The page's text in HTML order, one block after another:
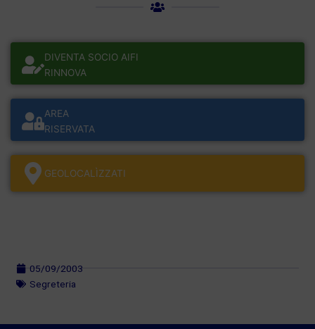
DIVENTA SOCIO AIFI
RINNOVA
AREA
RISERVATA
GEOLOCALÌZZATI
05/09/2003
Segreteria